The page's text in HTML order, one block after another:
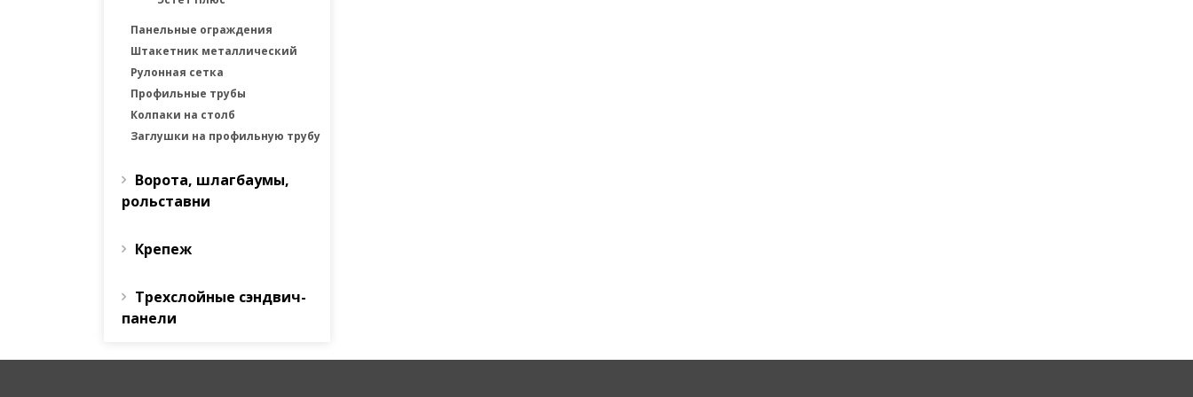
Панельные ограждения
Штакетник металлический
Рулонная сетка
Профильные трубы
Колпаки на столб
Заглушки на профильную трубу
Ворота, шлагбаумы,
рольставни
Крепеж
Трехслойные сэндвич-
панели